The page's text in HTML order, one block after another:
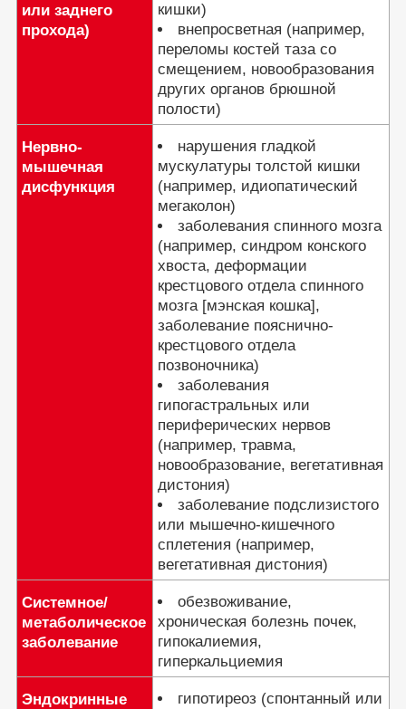
или заднего
прохода)
кишки)
внепросветная (например,
переломы костей таза со
смещением, новообразования
других органов брюшной
полости)
Нервно-
мышечная
дисфункция
нарушения гладкой
мускулатуры толстой кишки
(например, идиопатический
мегаколон)
заболевания спинного мозга
(например, синдром конского
хвоста, деформации
крестцового отдела спинного
мозга [мэнская кошка],
заболевание пояснично-
крестцового отдела
позвоночника)
заболевания
гипогастральных или
периферических нервов
(например, травма,
новообразование, вегетативная
дистония)
заболевание подслизистого
или мышечно-кишечного
сплетения (например,
вегетативная дистония)
Системное/
метаболическое
заболевание
обезвоживание,
хроническая болезнь почек,
гипокалиемия,
гиперкальциемия
Эндокринные
гипотиреоз (спонтанный или